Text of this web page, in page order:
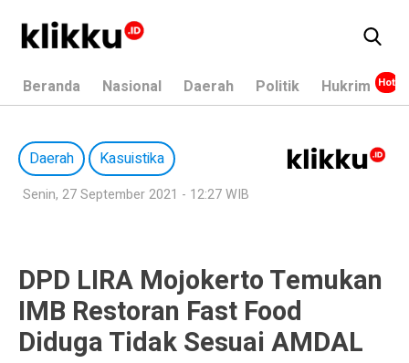
Beranda Nasional Daerah Politik Hukrim
Daerah Kasuistika
Senin, 27 September 2021 - 12:27 WIB
DPD LIRA Mojokerto Temukan
IMB Restoran Fast Food
Diduga Tidak Sesuai AMDAL